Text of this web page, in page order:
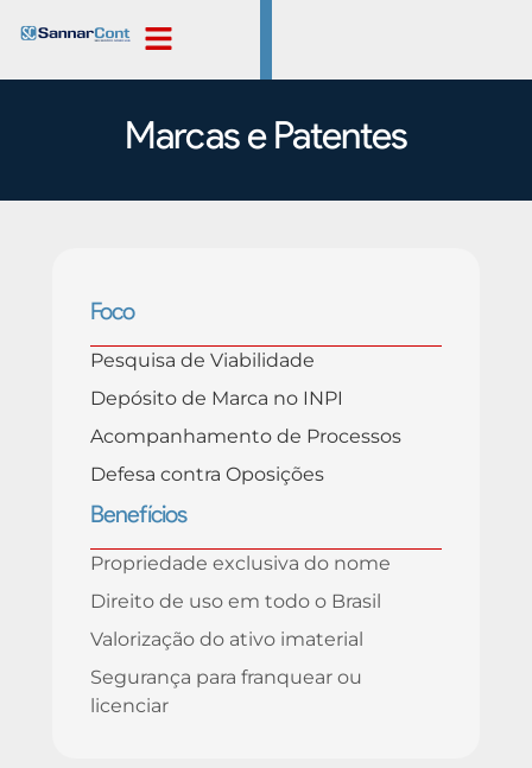
Marcas e Patentes
Foco
Pesquisa de Viabilidade
Depósito de Marca no INPI
Acompanhamento de Processos
Defesa contra Oposições
Benefícios
Propriedade exclusiva do nome
Direito de uso em todo o Brasil
Valorização do ativo imaterial
Segurança para franquear ou
licenciar